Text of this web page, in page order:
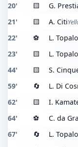
20' 🟨 G.
21' 🟨 A. Citi
22' ⚽ L.
23' 🟨 L.
44' 🟨 S.
59' 🔄 L. Di
62' 🟨 I.
64' ⚽ C. da
67' 🔄 L.